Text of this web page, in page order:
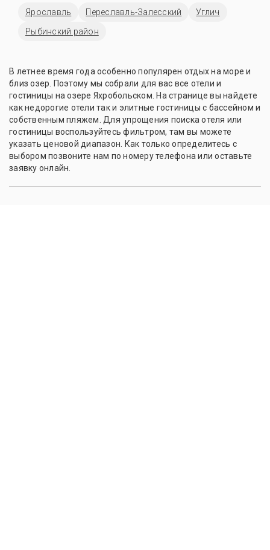
Ярославль Переславль-Залесский
Углич
Рыбинский район
В летнее время года особенно популярен отдых на море и
близ озер. Поэтому мы собрали для вас все отели и
гостиницы на озере Яхробольском. На странице вы найдете
как недорогие отели так и элитные гостиницы с бассейном и
собственным пляжем. Для упрощения поиска отеля или
гостиницы воспользуйтесь фильтром, там вы можете
указать ценовой диапазон. Как только определитесь с
выбором позвоните нам по номеру телефона или оставьте
заявку онлайн.